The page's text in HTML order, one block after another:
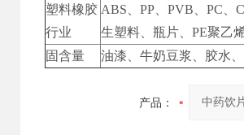
塑料橡胶
行业
ABS、PP、PVB、PC、
生塑料、瓶片、PE聚乙
固含量
油漆、牛奶豆浆、胶水
产品：